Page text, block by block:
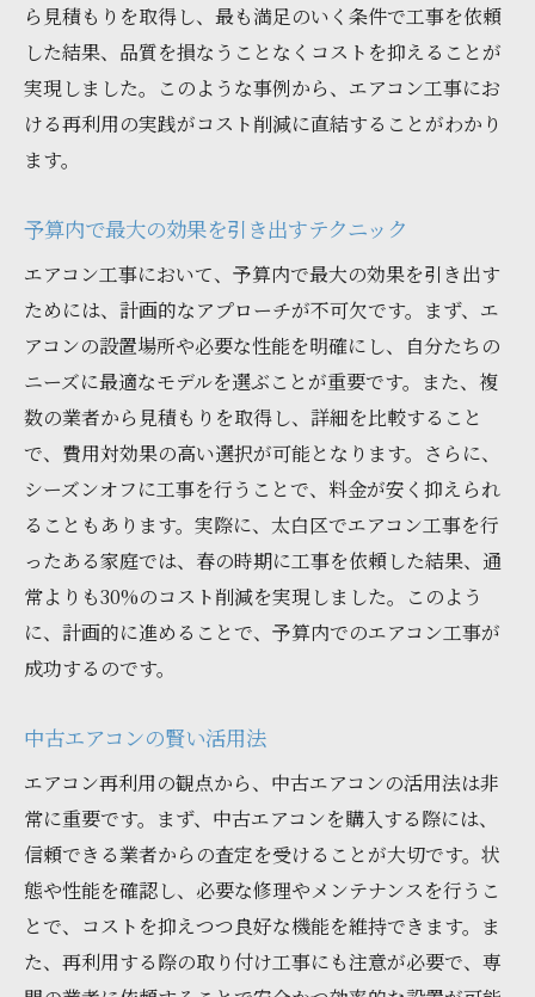
ら見積もりを取得し、最も満足のいく条件で工事を依頼
した結果、品質を損なうことなくコストを抑えることが
実現しました。このような事例から、エアコン工事にお
ける再利用の実践がコスト削減に直結することがわかり
ます。
予算内で最大の効果を引き出すテクニック
エアコン工事において、予算内で最大の効果を引き出す
ためには、計画的なアプローチが不可欠です。まず、エ
アコンの設置場所や必要な性能を明確にし、自分たちの
ニーズに最適なモデルを選ぶことが重要です。また、複
数の業者から見積もりを取得し、詳細を比較すること
で、費用対効果の高い選択が可能となります。さらに、
シーズンオフに工事を行うことで、料金が安く抑えられ
ることもあります。実際に、太白区でエアコン工事を行
ったある家庭では、春の時期に工事を依頼した結果、通
常よりも30%のコスト削減を実現しました。このよう
に、計画的に進めることで、予算内でのエアコン工事が
成功するのです。
中古エアコンの賢い活用法
エアコン再利用の観点から、中古エアコンの活用法は非
常に重要です。まず、中古エアコンを購入する際には、
信頼できる業者からの査定を受けることが大切です。状
態や性能を確認し、必要な修理やメンテナンスを行うこ
とで、コストを抑えつつ良好な機能を維持できます。ま
た、再利用する際の取り付け工事にも注意が必要で、専